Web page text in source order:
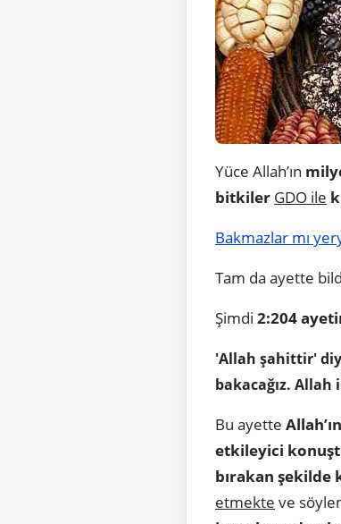
Yüce Allah’ın
bitkiler GDO ile
Bakmazlar mı
Tam da ayette
Şimdi 2:204
'Allah şahittir'
bakacağız. Allah
Bu ayette
etkileyici
bırakan şekilde
etmekte ve